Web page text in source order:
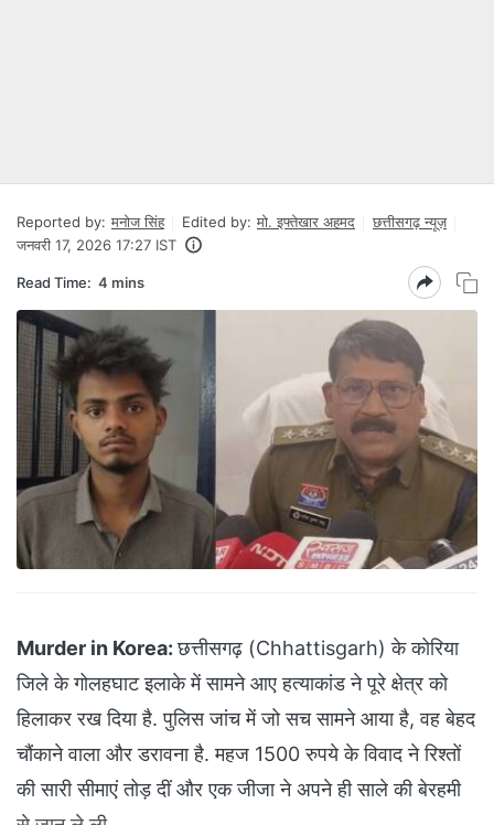
Reported by: मनोज सिंह Edited by: मो. इफ्तेखार अहमद
छत्तीसगढ़ न्यूज़
जनवरी 17, 2026 17:27 IST
Read Time: 4 mins
Murder in Korea:छत्तीसगढ़ (Chhattisgarh) के कोरिया
जिले के गोलहघाट इलाके में सामने आए हत्याकांड ने पूरे क्षेत्र को
हिलाकर रख दिया है. पुलिस जांच में जो सच सामने आया है, वह बेहद
चौंकाने वाला और डरावना है. महज 1500 रुपये के विवाद ने रिश्तों
की सारी सीमाएं तोड़ दीं और एक जीजा ने अपने ही साले की बेरहमी